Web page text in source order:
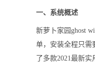
一、系统概述
新萝卜家园ghost
单，安装全程只需
了多款2021最新